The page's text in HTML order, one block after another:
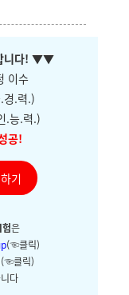
니다! ▼▼
이수
.력.)
.능.력.)
공!
기
은
(☜클릭)
(☜클릭)
다